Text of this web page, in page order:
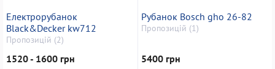
Електрорубанок
Black&Decker kw712
Пропозицій (2)
1520 - 1600 грн
Рубанок Bosch gho 26-82
Пропозицій (1)
5400 грн